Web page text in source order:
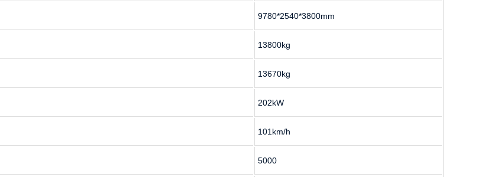
9780*2540*3800mm
13800kg
13670kg
202kW
101km/h
5000